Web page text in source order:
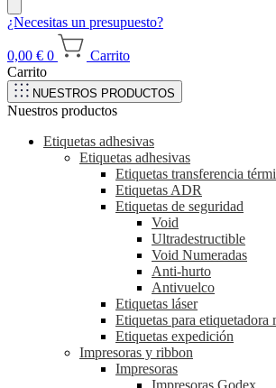
¿Necesitas un presupuesto?
0,00 € 0
Carrito
Carrito
NUESTROS PRODUCTOS
Nuestros productos
Etiquetas adhesivas
Etiquetas adhesivas
Etiquetas transferencia
Etiquetas ADR
Etiquetas de seguridad
Void
Ultradestructible
Void Numeradas
Anti-hurto
Antivuelco
Etiquetas láser
Etiquetas para etiquetadora
Etiquetas expedición
Impresoras y ribbon
Impresoras
Impresoras Godex